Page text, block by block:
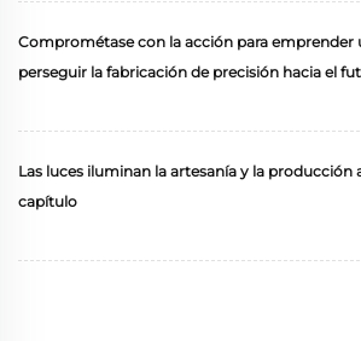
Comprométase con la acción para emprender
perseguir la fabricación de precisión hacia el
Las luces iluminan la artesanía y la producción
capítulo